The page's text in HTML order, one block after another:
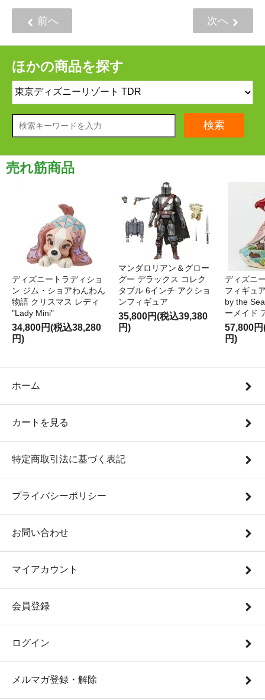
前へ 次へ
ほかの商品を探す
検索
売れ筋商品
ディズニートラディショ
ン ジム・ショアわんわん
物語 クリスマス レディ
"Lady Mini"
34,800円(税込38,280
円)
マンダロリアン＆グロー
グー デラックス コレク
タブル 6インチ アクショ
ンフィギュア
35,800円(税込39,380
円)
ディズニ
フィギュ
by the
ーメイド
57,800
円)
ホーム
カートを見る
特定商取引法に基づく表記
プライバシーポリシー
お問い合わせ
マイアカウント
会員登録
ログイン
メルマガ登録・解除